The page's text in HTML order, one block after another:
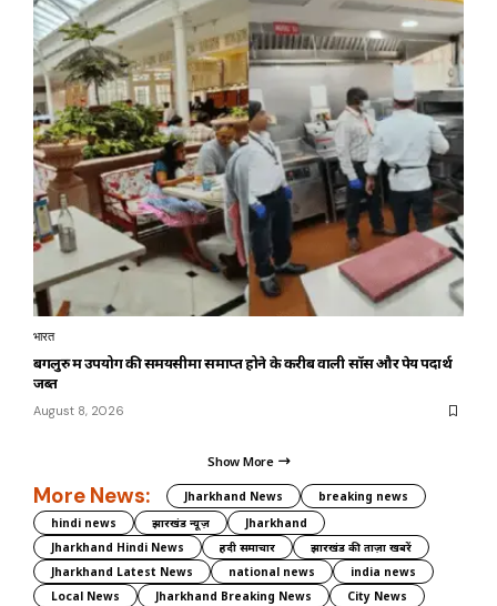
भारत
बेंगलुरु में उपयोग की समयसीमा समाप्त होने के करीब वाली सॉस और पेय पदार्थ
जब्त
August 8, 2026
Show More
More News: Jharkhand News
breaking news
hindi news
झारखंड न्यूज़
Jharkhand
Jharkhand Hindi News
हिंदी समाचार
झारखंड की ताज़ा खबरें
Jharkhand Latest News
national news
india news
Local News
Jharkhand Breaking News
City News